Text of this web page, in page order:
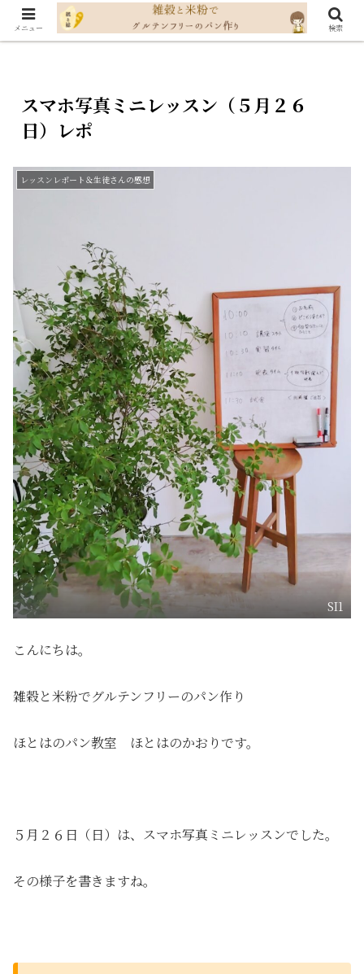
スマホ写真ミニレッスン（５月２６
日）レポ
レッスンレポート＆生徒さんの感想
SI1
こんにちは。
雑穀と米粉でグルテンフリーのパン作り
ほとはのパン教室 ほとはのかおりです。
５月２６日（日）は、スマホ写真ミニレッスンでした。
その様子を書きますね。
メニュー 検索